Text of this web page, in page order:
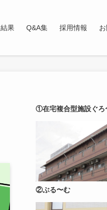
果 Q&A集 採用情報
①在宅複合型施設ぐろ
②ぶる〜む